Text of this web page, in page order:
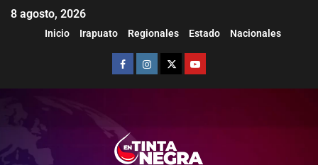
8 agosto, 2026
Inicio Irapuato Regionales Estado Nacionales